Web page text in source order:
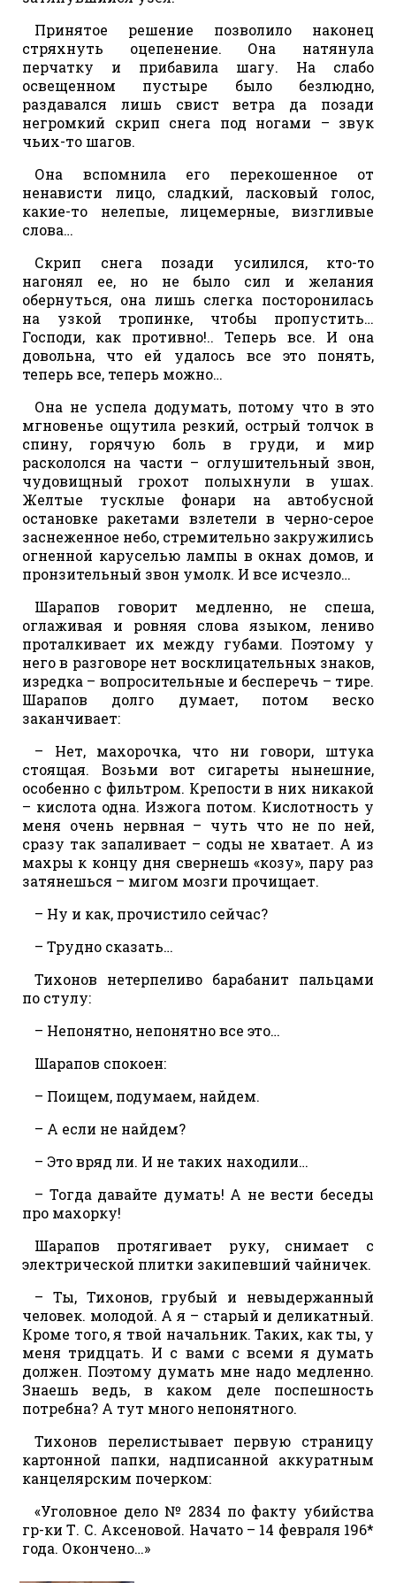
Принятое решение позволило наконец
стряхнуть оцепенение. Она натянула
перчатку и прибавила шагу. На слабо
освещенном пустыре было безлюдно,
раздавался лишь свист ветра да позади
негромкий скрип снега под ногами – звук
чьих-то шагов.
Она вспомнила его перекошенное от
ненависти лицо, сладкий, ласковый голос,
какие-то нелепые, лицемерные, визгливые
слова…
Скрип снега позади усилился, кто-то
нагонял ее, но не было сил и желания
обернуться, она лишь слегка посторонилась
на узкой тропинке, чтобы пропустить…
Господи, как противно!.. Теперь все. И она
довольна, что ей удалось все это понять,
теперь все, теперь можно…
Она не успела додумать, потому что в это
мгновенье ощутила резкий, острый толчок в
спину, горячую боль в груди, и мир
раскололся на части – оглушительный звон,
чудовищный грохот полыхнули в ушах.
Желтые тусклые фонари на автобусной
остановке ракетами взлетели в черно-серое
заснеженное небо, стремительно закружились
огненной каруселью лампы в окнах домов, и
пронзительный звон умолк. И все исчезло…
Шарапов говорит медленно, не спеша,
оглаживая и ровняя слова языком, лениво
проталкивает их между губами. Поэтому у
него в разговоре нет восклицательных знаков,
изредка – вопросительные и бесперечь – тире.
Шарапов долго думает, потом веско
заканчивает:
– Нет, махорочка, что ни говори, штука
стоящая. Возьми вот сигареты нынешние,
особенно с фильтром. Крепости в них никакой
– кислота одна. Изжога потом. Кислотность у
меня очень нервная – чуть что не по ней,
сразу так запаливает – соды не хватает. А из
махры к концу дня свернешь «козу», пару раз
затянешься – мигом мозги прочищает.
– Ну и как, прочистило сейчас?
– Трудно сказать…
Тихонов нетерпеливо барабанит пальцами
по стулу:
– Непонятно, непонятно все это…
Шарапов спокоен:
– Поищем, подумаем, найдем.
– А если не найдем?
– Это вряд ли. И не таких находили…
– Тогда давайте думать! А не вести беседы
про махорку!
Шарапов протягивает руку, снимает с
электрической плитки закипевший чайничек.
– Ты, Тихонов, грубый и невыдержанный
человек. молодой. А я – старый и деликатный.
Кроме того, я твой начальник. Таких, как ты, у
меня тридцать. И с вами с всеми я думать
должен. Поэтому думать мне надо медленно.
Знаешь ведь, в каком деле поспешность
потребна? А тут много непонятного.
Тихонов перелистывает первую страницу
картонной папки, надписанной аккуратным
канцелярским почерком:
«Уголовное дело № 2834 по факту убийства
гр-ки Т. С. Аксеновой. Начато – 14 февраля 196*
года. Окончено…»